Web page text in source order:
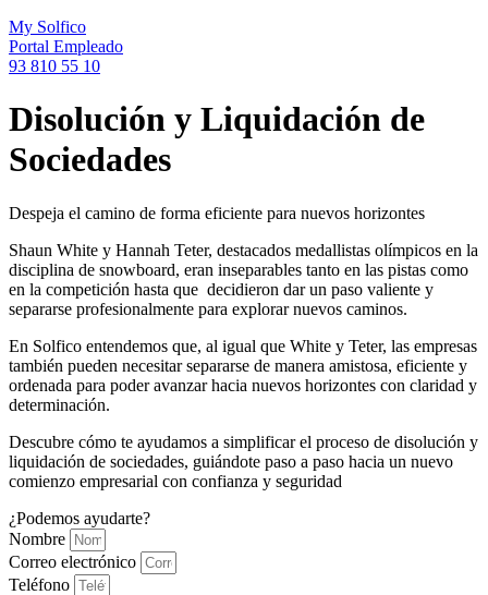
My Solfico
Portal Empleado
93 810 55 10
Disolución y Liquidación de
Sociedades
Despeja el camino de forma eficiente para nuevos horizontes
Shaun White y Hannah Teter, destacados medallistas olímpicos en la
disciplina de snowboard, eran inseparables tanto en las pistas como
en la competición hasta que decidieron dar un paso valiente y
separarse profesionalmente para explorar nuevos caminos.
En Solfico entendemos que, al igual que White y Teter, las empresas
también pueden necesitar separarse de manera amistosa, eficiente y
ordenada para poder avanzar hacia nuevos horizontes con claridad y
determinación.
Descubre cómo te ayudamos a simplificar el proceso de disolución y
liquidación de sociedades, guiándote paso a paso hacia un nuevo
comienzo empresarial con confianza y seguridad
¿Podemos ayudarte?
Nombre
Correo electrónico
Teléfono